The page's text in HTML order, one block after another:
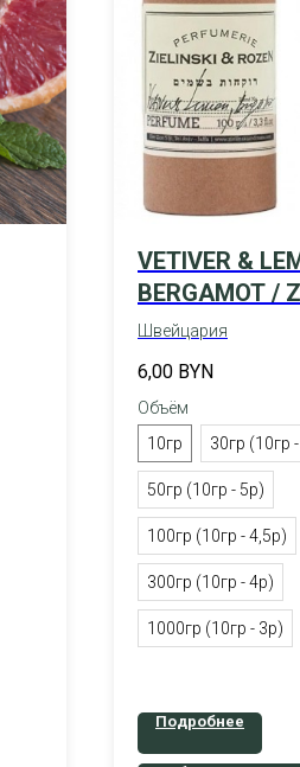
VETIVER &
BERGAMOT /
& ROZEN
Швейцария
6,00 BYN
Объём
10гр
30гр (10гр
50гр (10гр - 5р)
100гр (10гр - 4,5р)
300гр (10гр - 4р)
1000гр (10гр - 3р)
Подробнее